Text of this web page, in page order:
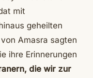
mit
geheilten
Amasra sagten
ihre Erinnerungen
die wir zur